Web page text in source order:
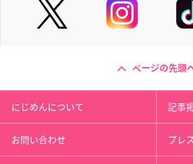
ページの先頭
にじめんについて 記事
お問い合わせ プレ